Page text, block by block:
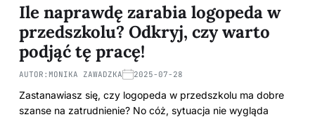
Ile naprawdę zarabia logopeda w
przedszkolu? Odkryj, czy warto
podjąć tę pracę!
AUTOR: MONIKA ZAWADZKA 2025-07-28
Zastanawiasz się, czy logopeda w przedszkolu ma dobre
szanse na zatrudnienie? No cóż, sytuacja nie wygląda